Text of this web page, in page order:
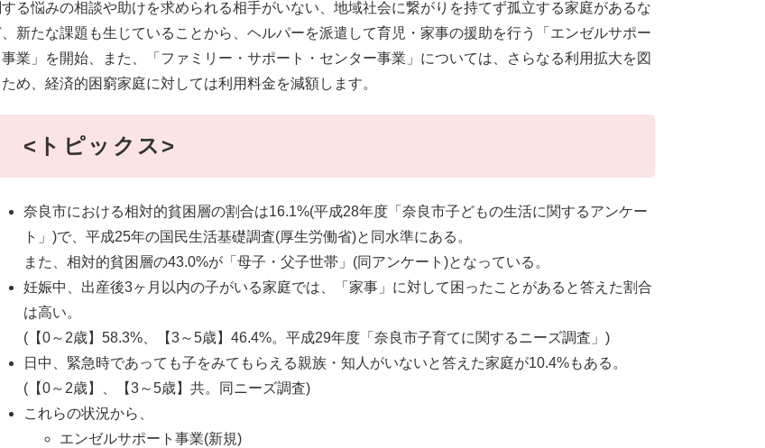
する悩みの相談や助けを求められる相手がいない、地域社会に繋がりを持てず孤立する家庭があるな
、新たな課題も生じていることから、ヘルパーを派遣して育児・家事の援助を行う「エンゼルサポー
事業」を開始、また、「ファミリー・サポート・センター事業」については、さらなる利用拡大を図
ため、経済的困窮家庭に対しては利用料金を減額します。
<トピックス>
奈良市における相対的貧困層の割合は16.1%(平成28年度「奈良市子どもの生活に関するアンケー
ト」)で、平成25年の国民生活基礎調査(厚生労働省)と同水準にある。
また、相対的貧困層の43.0%が「母子・父子世帯」(同アンケート)となっている。
妊娠中、出産後3ヶ月以内の子がいる家庭では、「家事」に対して困ったことがあると答えた割合
は高い。
(【0～2歳】58.3%、【3～5歳】46.4%。平成29年度「奈良市子育てに関するニーズ調査」)
日中、緊急時であっても子をみてもらえる親族・知人がいないと答えた家庭が10.4%もある。
(【0～2歳】、【3～5歳】共。同ニーズ調査)
これらの状況から、
エンゼルサポート事業(新規)